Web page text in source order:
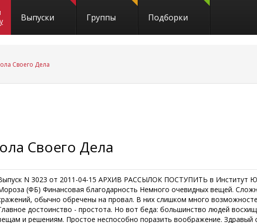
Выпуски Группы Подборки
Своего Дела
Своего Дела
N 3023 от 2011-04-15 АРХИВ РАССЫЛОК ПОСТУПИТЬ в Институт
(ФБ) Финансовая благодарность Немного очевидных вещей.
обычно обречены на провал. В них слишком много
достоинство - простота. Но вот беда: большинство людей
и решениям. Простое неспособно поразить воображение. Здравый